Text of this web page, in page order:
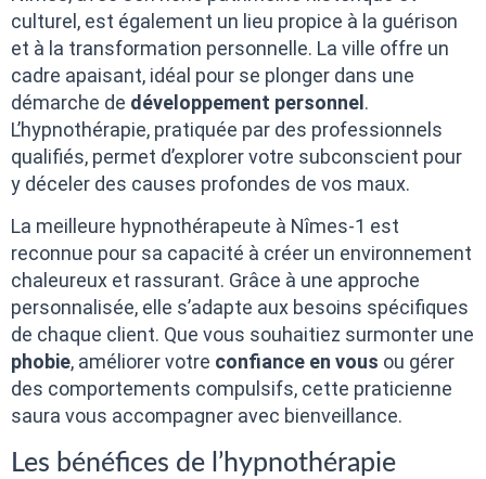
culturel, est également un lieu propice à la guérison
et à la transformation personnelle. La ville offre un
cadre apaisant, idéal pour se plonger dans une
démarche de développement personnel.
L’hypnothérapie, pratiquée par des professionnels
qualifiés, permet d’explorer votre subconscient pour
y déceler des causes profondes de vos maux.
La meilleure hypnothérapeute à Nîmes-1 est
reconnue pour sa capacité à créer un environnement
chaleureux et rassurant. Grâce à une approche
personnalisée, elle s’adapte aux besoins spécifiques
de chaque client. Que vous souhaitiez surmonter une
phobie, améliorer votre confiance en vous ou gérer
des comportements compulsifs, cette praticienne
saura vous accompagner avec bienveillance.
Les bénéfices de l’hypnothérapie